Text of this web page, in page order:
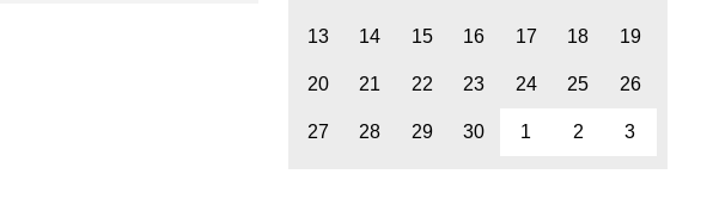
13 14 15 16 17 18 19
20 21 22 23 24 25 26
27 28 29 30 1 2 3